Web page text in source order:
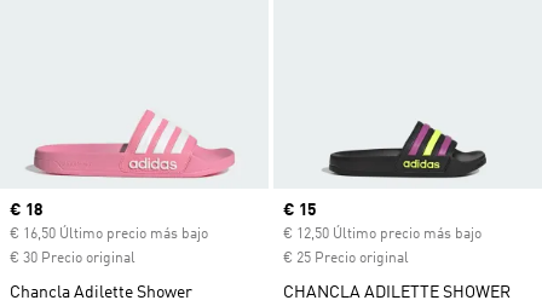
Precio actual
€ 18
€ 16,50 Último precio más bajo
€ 30 Precio original
Chancla Adilette Shower
Precio actual
€ 15
€ 12,50 Último precio más bajo
€ 25 Precio original
CHANCLA ADILETTE SHOWER